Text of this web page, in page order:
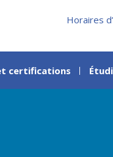
Horaires
certifications